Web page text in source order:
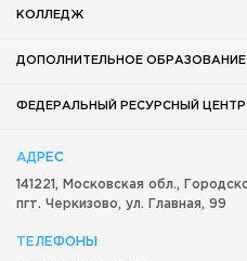
КОЛЛЕДЖ
ДОПОЛНИТЕЛЬНОЕ ОБРАЗОВАНИЕ
ФЕДЕРАЛЬНЫЙ РЕСУРСНЫЙ ЦЕНТР
АДРЕС
141221, Московская обл.,
пгт. Черкизово, ул. Главная, 99
ТЕЛЕФОНЫ